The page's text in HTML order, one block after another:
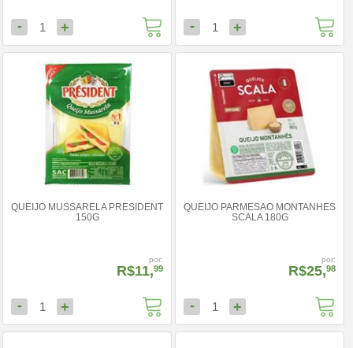
- 1 + - 1 +
QUEIJO MUSSARELA PRESIDENT
150G
por:
R$11,99
- 1 +
QUEIJO PARMESAO MONTANHES
SCALA 180G
por:
R$25,98
- 1 +